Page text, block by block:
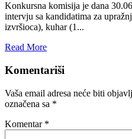
Konkursna komisija je dana
intervju sa kandidatima za
izvršioca), kuhar (1...
Read More
Komentariši
Vaša email adresa neće biti
označena sa *
Komentar *